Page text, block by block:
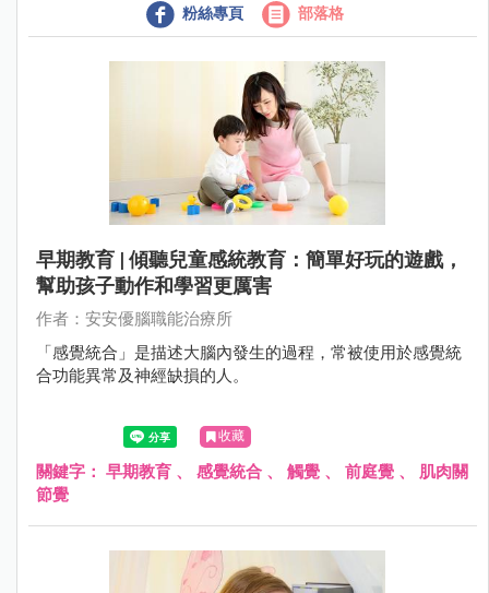
粉絲專頁 部落格
早期教育 | 傾聽兒童感統教育：簡單好玩的遊戲，
幫助孩子動作和學習更厲害
作者：安安優腦職能治療所
「感覺統合」是描述大腦內發生的過程，常被使用於感覺統
合功能異常及神經缺損的人。
收藏
關鍵字： 早期教育 、 感覺統合 、 觸覺 、 前庭覺 、 肌肉關
節覺